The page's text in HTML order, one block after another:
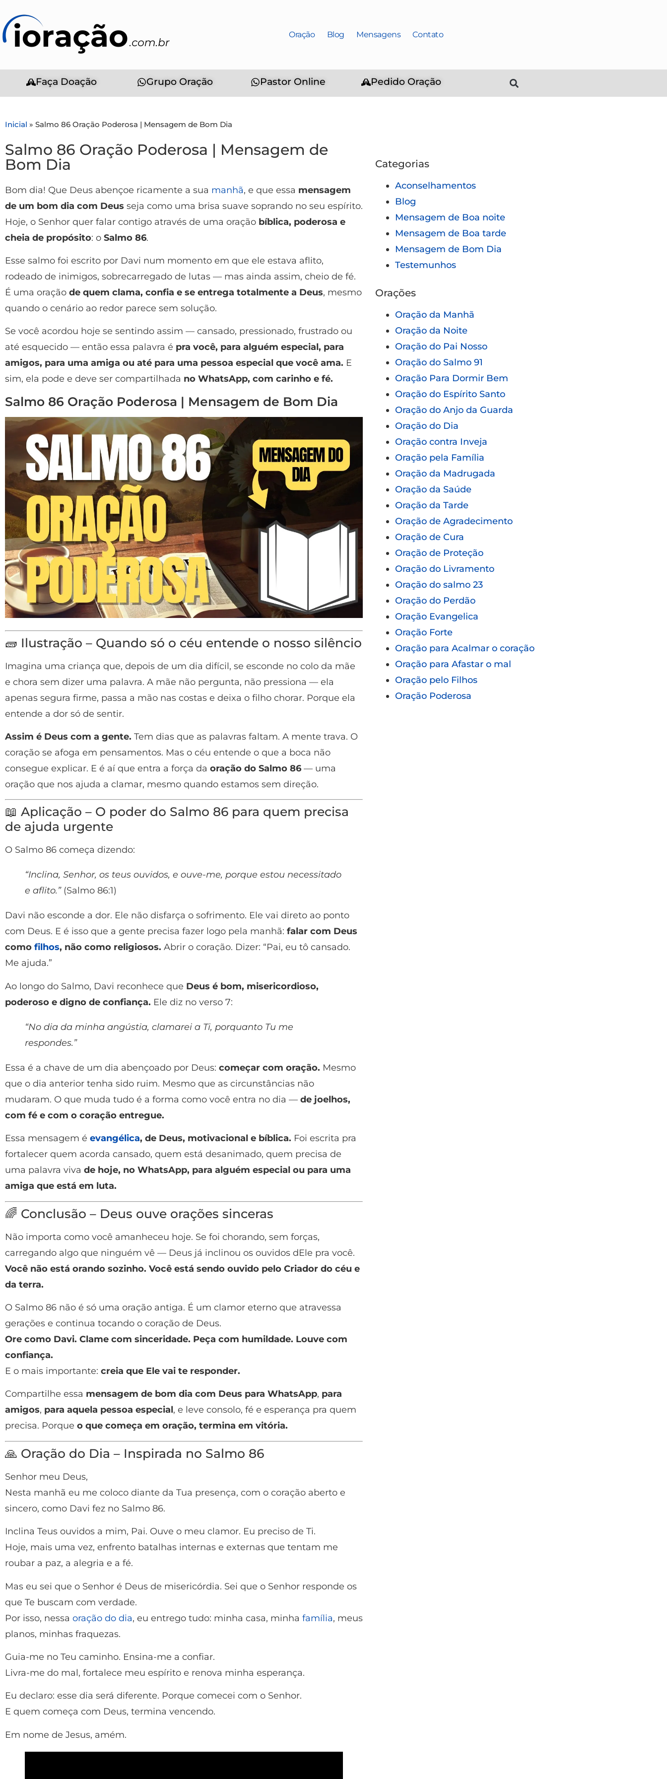
Oração Blog Mensagens Contato
Faça Doação Grupo Oração Pastor Online Pedido Oração
Inicial » Salmo 86 Oração Poderosa | Mensagem de Bom Dia
Salmo 86 Oração Poderosa | Mensagem de
Bom Dia
Bom dia! Que Deus abençoe ricamente a sua manhã, e que essa mensagem
de um bom dia com Deus seja como uma brisa suave soprando no seu espírito.
Hoje, o Senhor quer falar contigo através de uma oração bíblica, poderosa e
cheia de propósito: o Salmo 86.
Esse salmo foi escrito por Davi num momento em que ele estava aflito,
rodeado de inimigos, sobrecarregado de lutas — mas ainda assim, cheio de fé.
É uma oração de quem clama, confia e se entrega totalmente a Deus, mesmo
quando o cenário ao redor parece sem solução.
Se você acordou hoje se sentindo assim — cansado, pressionado, frustrado ou
até esquecido — então essa palavra é pra você, para alguém especial, para
amigos, para uma amiga ou até para uma pessoa especial que você ama. E
sim, ela pode e deve ser compartilhada no WhatsApp, com carinho e fé.
Salmo 86 Oração Poderosa | Mensagem de Bom Dia
🧱 Ilustração – Quando só o céu entende o nosso silêncio
Imagina uma criança que, depois de um dia difícil, se esconde no colo da mãe
e chora sem dizer uma palavra. A mãe não pergunta, não pressiona — ela
apenas segura firme, passa a mão nas costas e deixa o filho chorar. Porque ela
entende a dor só de sentir.
Assim é Deus com a gente. Tem dias que as palavras faltam. A mente trava. O
coração se afoga em pensamentos. Mas o céu entende o que a boca não
consegue explicar. E é aí que entra a força da oração do Salmo 86 — uma
oração que nos ajuda a clamar, mesmo quando estamos sem direção.
📖 Aplicação – O poder do Salmo 86 para quem precisa
de ajuda urgente
O Salmo 86 começa dizendo:
“Inclina, Senhor, os teus ouvidos, e ouve-me, porque estou necessitado
e aflito.”(Salmo 86:1)
Davi não esconde a dor. Ele não disfarça o sofrimento. Ele vai direto ao ponto
com Deus. E é isso que a gente precisa fazer logo pela manhã: falar com Deus
como filhos, não como religiosos. Abrir o coração. Dizer: “Pai, eu tô cansado.
Me ajuda.”
Ao longo do Salmo, Davi reconhece que Deus é bom, misericordioso,
poderoso e digno de confiança. Ele diz no verso 7:
“No dia da minha angústia, clamarei a Ti, porquanto Tu me
respondes.”
Essa é a chave de um dia abençoado por Deus: começar com oração. Mesmo
que o dia anterior tenha sido ruim. Mesmo que as circunstâncias não
mudaram. O que muda tudo é a forma como você entra no dia — de joelhos,
com fé e com o coração entregue.
Essa mensagem é evangélica, de Deus, motivacional e bíblica. Foi escrita pra
fortalecer quem acorda cansado, quem está desanimado, quem precisa de
uma palavra viva de hoje, no WhatsApp, para alguém especial ou para uma
amiga que está em luta.
🌈 Conclusão – Deus ouve orações sinceras
Não importa como você amanheceu hoje. Se foi chorando, sem forças,
carregando algo que ninguém vê — Deus já inclinou os ouvidos dEle pra você.
Você não está orando sozinho. Você está sendo ouvido pelo Criador do céu e
da terra.
O Salmo 86 não é só uma oração antiga. É um clamor eterno que atravessa
gerações e continua tocando o coração de Deus.
Ore como Davi. Clame com sinceridade. Peça com humildade. Louve com
confiança.
E o mais importante: creia que Ele vai te responder.
Compartilhe essa mensagem de bom dia com Deus para WhatsApp, para
amigos, para aquela pessoa especial, e leve consolo, fé e esperança pra quem
precisa. Porque o que começa em oração, termina em vitória.
🙏 Oração do Dia – Inspirada no Salmo 86
Senhor meu Deus,
Nesta manhã eu me coloco diante da Tua presença, com o coração aberto e
sincero, como Davi fez no Salmo 86.
Inclina Teus ouvidos a mim, Pai. Ouve o meu clamor. Eu preciso de Ti.
Hoje, mais uma vez, enfrento batalhas internas e externas que tentam me
roubar a paz, a alegria e a fé.
Mas eu sei que o Senhor é Deus de misericórdia. Sei que o Senhor responde os
que Te buscam com verdade.
Por isso, nessa oração do dia, eu entrego tudo: minha casa, minha família, meus
planos, minhas fraquezas.
Guia-me no Teu caminho. Ensina-me a confiar.
Livra-me do mal, fortalece meu espírito e renova minha esperança.
Eu declaro: esse dia será diferente. Porque comecei com o Senhor.
E quem começa com Deus, termina vencendo.
Em nome de Jesus, amém.
Categorias
Aconselhamentos
Blog
Mensagem de Boa noite
Mensagem de Boa tarde
Mensagem de Bom Dia
Testemunhos
Orações
Oração da Manhã
Oração da Noite
Oração do Pai Nosso
Oração do Salmo 91
Oração Para Dormir Bem
Oração do Espírito Santo
Oração do Anjo da Guarda
Oração do Dia
Oração contra Inveja
Oração pela Família
Oração da Madrugada
Oração da Saúde
Oração da Tarde
Oração de Agradecimento
Oração de Cura
Oração de Proteção
Oração do Livramento
Oração do salmo 23
Oração do Perdão
Oração Evangelica
Oração Forte
Oração para Acalmar o coração
Oração para Afastar o mal
Oração pelo Filhos
Oração Poderosa